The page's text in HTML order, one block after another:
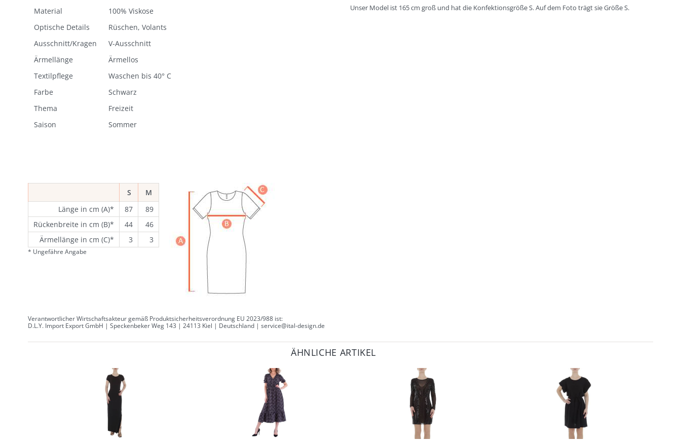
Material
100% Viskose
Optische Details
Rüschen, Volants
Ausschnitt/Kragen
V-Ausschnitt
Ärmellänge
Ärmellos
Textilpflege
Waschen bis 40° C
Farbe
Schwarz
Thema
Freizeit
Saison
Sommer
S
M
Länge in cm (A)*
87
89
Rückenbreite in cm (B)*
44
46
Ärmellänge in cm (C)*
3 3
* Ungefähre Angabe
Verantwortlicher Wirtschaftsakteur gemäß Produktsicherheitsverordnung EU 2023/988 ist:
D.L.Y. Import Export GmbH | Speckenbeker Weg 143 | 24113 Kiel | Deutschland | service@ital-design.de
Unser Model ist 165 cm groß und hat die Konfektionsgröße S. Auf dem Foto trägt sie Größe S.
ÄHNLICHE ARTIKEL